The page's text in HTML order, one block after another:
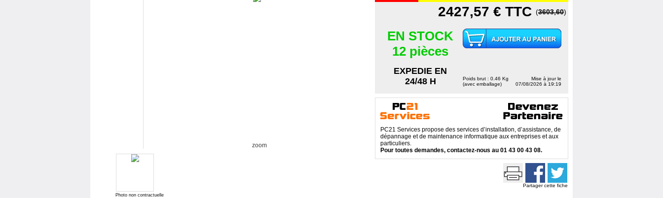
zoom
Photo non contractuelle
2427,57 € TTC (3603,60)
EN STOCK
12 pièces
EXPEDIE EN
24/48 H
Poids brut : 0.46 Kg
(avec emballage)
Mise à jour le
07/08/2026 à 19:19
PC21 Services propose des services d’installation, d’assistance, de
dépannage et de maintenance informatique aux entreprises et aux
particuliers.
Pour toutes demandes, contactez-nous au 01 43 00 43 08.
Partager cette fiche